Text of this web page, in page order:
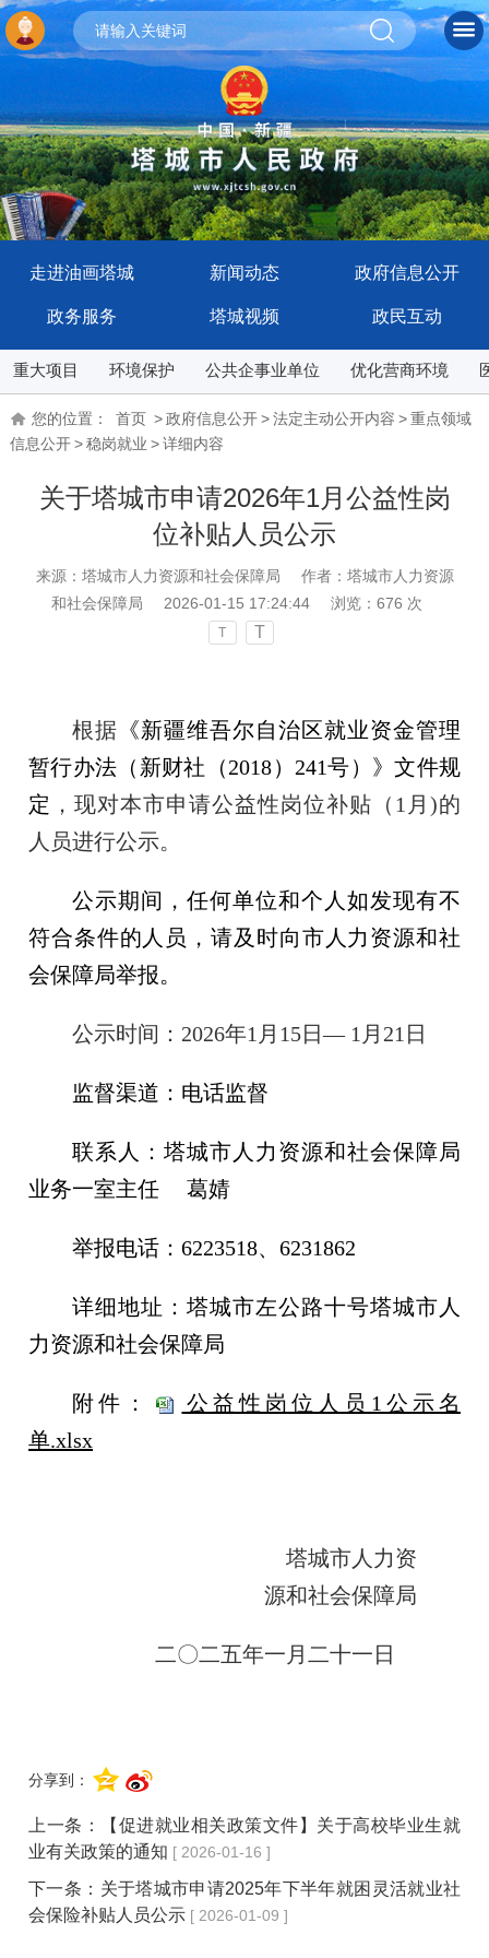
走进油画塔城 新闻动态 政府信息公开
政务服务 塔城视频 政民互动
重大项目 环境保护 公共企事业单位 优化营商环境
您的位置： 首页 >政府信息公开>法定主动公开内容 >重点领域
信息公开>稳岗就业 >详细内容
关于塔城市申请2026年1月公益性岗
位补贴人员公示
来源：塔城市人力资源和社会保障局
作者：塔城市人力资源
和社会保障局
2026-01-15 17:24:44 浏览： 676 次
T T
根据 《新疆维吾尔自治区就业资金管理
暂行办法（新财社（2018） 241号）》文件规
定 ，现对本市申请公益性岗位补贴 （ 1月)的
人员进行公示。
公示期间，任何单位和个人如发现有不
符合条件的人员，请及时向市人力资源和社
会保障局举报。
公示时间： 2026年1月15日— 1月21 日
监督渠道：电话监督
联系人：塔城市人力资源和社会保障局
业务一室主任 葛婧
举报电话：6223518、6231862
详细地址：塔城市左公路十号塔城市人
力资源和社会保障局
附件：
公益性岗位人员1公示名
单.xlsx
塔城市人力资
源和社会保障局
二〇二五年一 月二十一日
分享到：
上一条：
【促进就业相关政策文件】关于高校毕业生就
业有关政策的通知 [ 2026-01-16 ]
下一条： 关于塔城市申请2025年下半年就困灵活就业社
会保险补贴人员公示 [ 2026-01-09 ]